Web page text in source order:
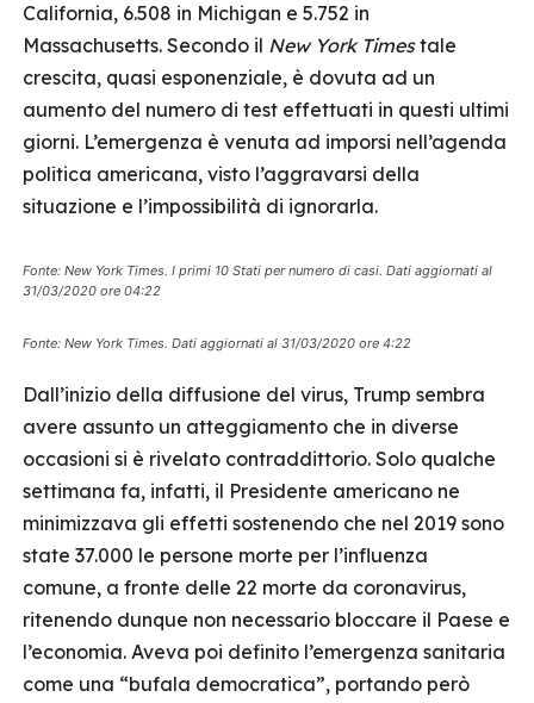
California, 6.508 in Michigan e 5.752 in
Massachusetts. Secondo il New York Timestale
crescita, quasi esponenziale, è dovuta ad un
aumento del numero di test effettuati in questi ultimi
giorni. L’emergenza è venuta ad imporsi nell’agenda
politica americana, visto l’aggravarsi della
situazione e l’impossibilità di ignorarla.
Fonte: New York Times. I primi 10 Stati per numero di casi. Dati aggiornati al
31/03/2020 ore 04:22
Fonte: New York Times. Dati aggiornati al 31/03/2020 ore 4:22
Dall’inizio della diffusione del virus, Trump sembra
avere assunto un atteggiamento che in diverse
occasioni si è rivelato contraddittorio. Solo qualche
settimana fa, infatti, il Presidente americano ne
minimizzava gli effetti sostenendo che nel 2019 sono
state 37.000 le persone morte per l’influenza
comune, a fronte delle 22 morte da coronavirus,
ritenendo dunque non necessario bloccare il Paese e
l’economia. Aveva poi definito l’emergenza sanitaria
come una “bufala democratica”, portando però